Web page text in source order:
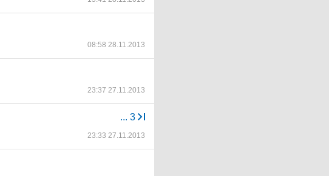
08:58 28.11.2013
23:37 27.11.2013
... 3
23:33 27.11.2013